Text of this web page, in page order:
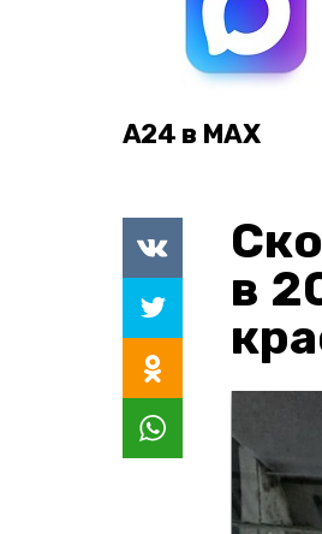
А24 в MAX
в